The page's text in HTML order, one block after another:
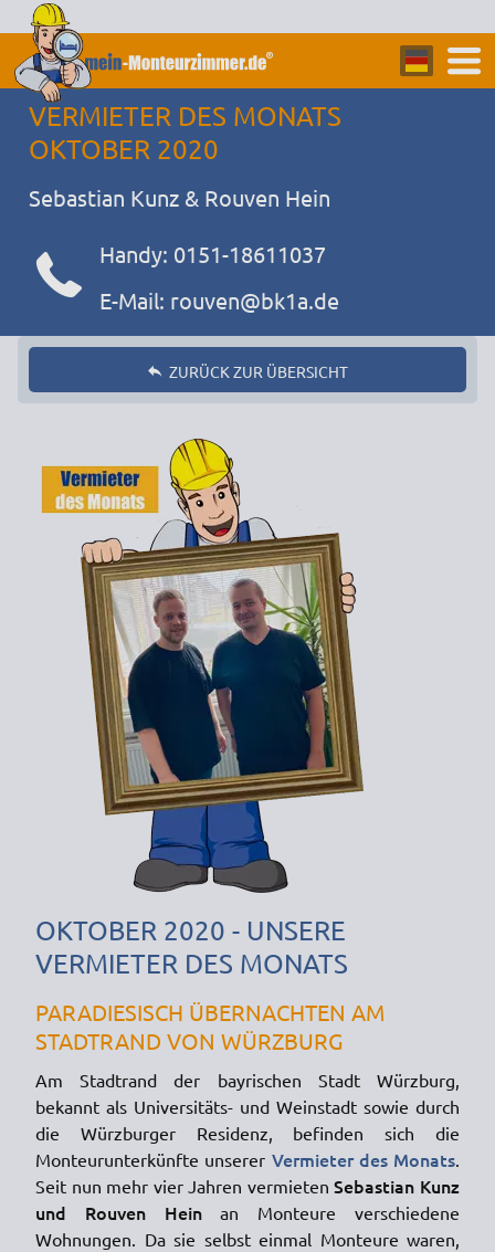
VERMIETER DES MONATS
OKTOBER 2020
Sebastian Kunz & Rouven Hein
Handy: 0151-18611037
E-Mail: rouven@bk1a.de
ZURÜCK ZUR ÜBERSICHT
OKTOBER 2020 - UNSERE
VERMIETER DES MONATS
PARADIESISCH ÜBERNACHTEN AM
STADTRAND VON WÜRZBURG
Am Stadtrand der bayrischen Stadt Würzburg,
bekannt als Universitäts- und Weinstadt sowie durch
die Würzburger Residenz, befinden sich die
Monteurunterkünfte unserer Vermieter des Monats
Seit nun mehr vier Jahren vermietenSebastian Kunz
und Rouven Heinan Monteure verschiedene
Wohnungen. Da sie selbst einmal Monteure waren,